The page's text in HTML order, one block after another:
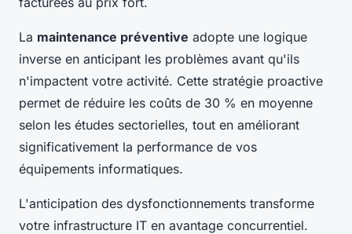
La maintenance préventive adopte une logique
inverse en anticipant les problèmes avant qu'ils
n'impactent votre activité. Cette stratégie proactive
permet de réduire les coûts de 30 % en moyenne
selon les études sectorielles, tout en améliorant
significativement la performance de vos
équipements informatiques.
L'anticipation des dysfonctionnements transforme
votre infrastructure IT en avantage concurrentiel.